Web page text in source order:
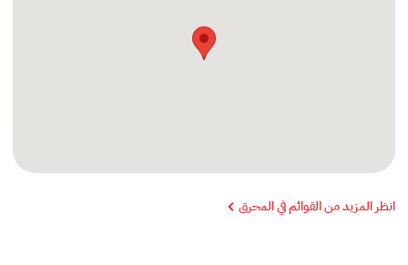
انظر المزيد من القوائم في المحرق